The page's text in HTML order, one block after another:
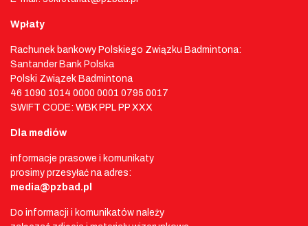
Wpłaty
Rachunek bankowy Polskiego Związku Badmintona:
Santander Bank Polska
Polski Związek Badmintona
46 1090 1014 0000 0001 0795 0017
SWIFT CODE: WBK PPL PP XXX
Dla mediów
informacje prasowe i komunikaty
prosimy przesyłać na adres:
media@pzbad.pl
Do informacji i komunikatów należy